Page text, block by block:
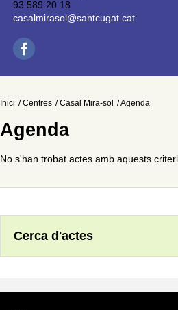
93 589 20 18
casalmirasol@santcugat.cat
Inici Centres Casal Mira-sol Agenda
Agenda
No s'han trobat actes amb aquests
Cerca d'actes